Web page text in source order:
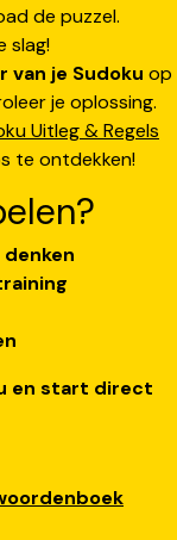
de puzzel.
slag!
van je Sudoku op
je oplossing.
Uitleg & Regels
te ontdekken!
en start direct